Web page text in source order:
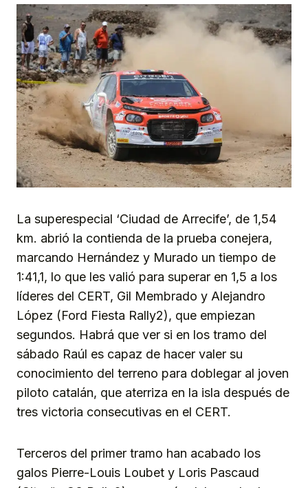
La superespecial ‘Ciudad de Arrecife’, de 1,54
km. abrió la contienda de la prueba conejera,
marcando Hernández y Murado un tiempo de
1:41,1, lo que les valió para superar en 1,5 a los
líderes del CERT, Gil Membrado y Alejandro
López (Ford Fiesta Rally2), que empiezan
segundos. Habrá que ver si en los tramo del
sábado Raúl es capaz de hacer valer su
conocimiento del terreno para doblegar al joven
piloto catalán, que aterriza en la isla después de
tres victoria consecutivas en el CERT.
Terceros del primer tramo han acabado los
galos Pierre-Louis Loubet y Loris Pascaud